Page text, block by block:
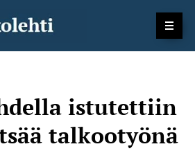
istutettiin
talkootyönä